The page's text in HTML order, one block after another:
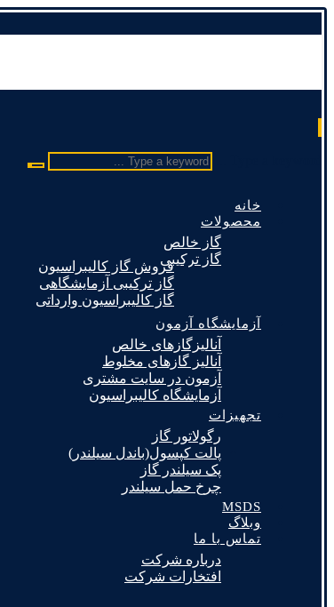
خانه
محصولات
گاز خالص
گاز ترکیبیفروش گاز کالیبراسیون
گاز ترکیبی آزمایشگاهی
گاز کالیبراسیون وارداتی
آزمایشگاه آزمون
آنالیزگازهای خالص
آنالیز گازهای مخلوط
آزمون در سایت مشتری
آزمایشگاه کالیبراسیون
تجهیزات
رگولاتور گاز
پالت کپسول(باندل سیلندر)
پک سیلندر گاز
چرخ حمل سیلندر
MSDS
وبلاگ
تماس با ما
درباره شرکت
افتخارات شرکت